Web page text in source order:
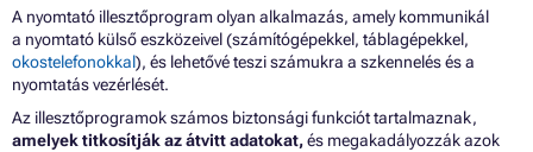
A nyomtató illesztőprogram olyan alkalmazás, amely kommunikál
a nyomtató külső eszközeivel (számítógépekkel, táblagépekkel,
okostelefonokkal), és lehetővé teszi számukra a szkennelés és a
nyomtatás vezérlését.
Az illesztőprogramok számos biztonsági funkciót tartalmaznak,
amelyek titkosítják az átvitt adatokat,és megakadályozzák azok